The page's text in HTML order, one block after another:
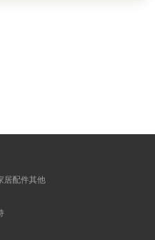
居配件其他